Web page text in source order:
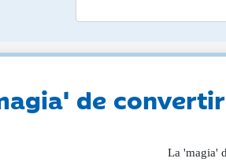
de
La 'magia'